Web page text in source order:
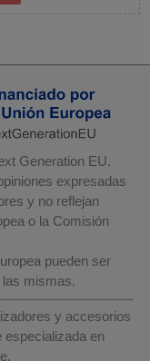
Generation EU.
expresadas
y no reflejan
o la Comisión
pueden ser
mismas.
y accesorios
en